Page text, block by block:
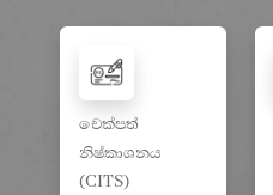
චෙක්පත්
නිෂ්කාශනය
(CITS)